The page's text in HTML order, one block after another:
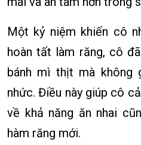
Một kỷ niệm khiến cô
hoàn tất làm răng, cô
bánh mì thịt mà không
nhức. Điều này giúp cô
về khả năng ăn nhai
hàm răng mới.